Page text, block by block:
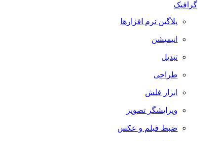
گرافیک
پلاگین نرم افزارها
انیمیشن
تبدیل
طراحی
ابزار فلش
ویرایشگر تصویر
ضبط فيلم و عكس